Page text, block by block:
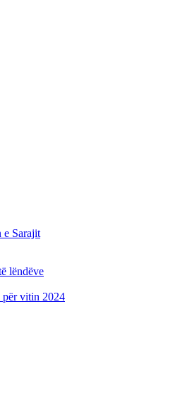
e Sarajit
lëndëve
për vitin 2024